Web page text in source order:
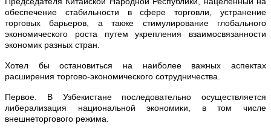
обеспечение стабильности в сфере торговли, устранение
торговых барьеров, а также стимулирование глобального
экономического роста путем укрепления взаимосвязанности
экономик разных стран.
Хотел бы остановиться на наиболее важных аспектах
расширения торгово-экономического сотрудничества.
Первое. В Узбекистане последовательно осуществляется
либерализация национальной экономики, в том числе
внешнеторгового режима.